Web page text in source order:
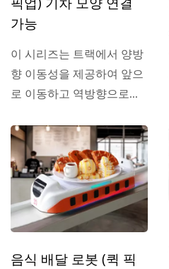
가능
이 시리즈는 트랙에서 양방
향 이동성을 제공하여 앞으
로 이동하고 역방향으로...
음식 배달 로봇 (퀵 픽